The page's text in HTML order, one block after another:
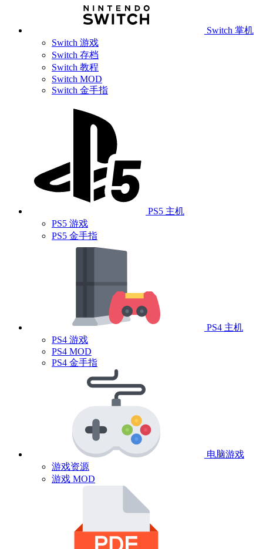
Switch 掌机
Switch 游戏
Switch 存档
Switch 教程
Switch MOD
Switch 金手指
PS5 主机
PS5 游戏
PS5 金手指
PS4 主机
PS4 游戏
PS4 MOD
PS4 金手指
电脑游戏
游戏资源
游戏 MOD